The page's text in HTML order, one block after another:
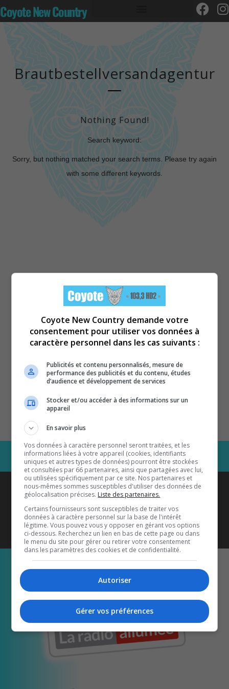
Coyote New Country
Brautbestellversandagentur
Nothing Found!
Search keyword:
Sorry, but nothing matched your search terms. Please try again
with some different keywords.
Coyote New Countryest diffusé
également sur1033 HD2
Écoutez-nous aussi sur…
Coyote New Country demande votre
consentement pour utiliser vos données à
caractère personnel dans les cas suivants :
Publicités et contenu personnalisés, mesure de
performance des publicités et du contenu, études
d’audience et développement de services
Stocker et/ou accéder à des informations sur un
appareil
En savoir plus
Vos données à caractère personnel seront traitées, et les
informations liées à votre appareil (cookies, identifiants
uniques et autres types de données) pourront être stockées
et consultées par 66 partenaires, ainsi que partagées avec lui,
ou utilisées spécifiquement par ce site. Nos partenaires et
nous-mêmes sommes susceptibles d'utiliser des données de
géolocalisation précises. Liste des partenaires.
Certains fournisseurs sont susceptibles de traiter vos
données à caractère personnel sur la base de l'intérêt
légitime. Vous pouvez vous y opposer en gérant vos options
ci-dessous. Recherchez un lien en bas de cette page ou dans
le menu du site pour gérer ou retirer votre consentement
dans les paramètres des cookies et de confidentialité.
Autoriser
Gérer vos préférences